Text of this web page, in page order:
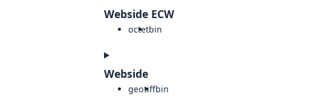
Webside ECW
octetbin
Webside
geotiffbin